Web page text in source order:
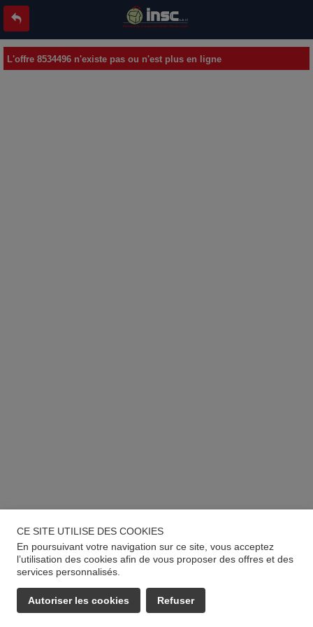
L'offre 8534496 n'existe pas ou n'est plus en ligne
CE SITE UTILISE DES COOKIES
En poursuivant votre navigation sur ce site, vous acceptez
l’utilisation des cookies afin de vous proposer des offres et des
services personnalisés.
Autoriser les cookies Refuser